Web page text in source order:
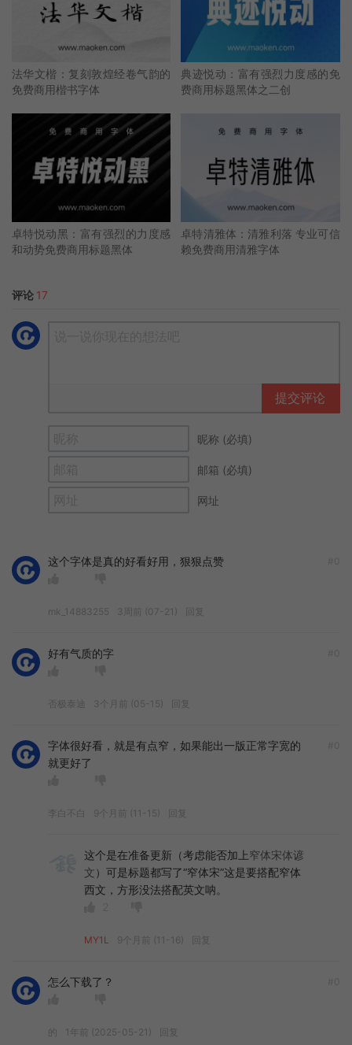
法华文楷：复刻敦煌经卷气韵的
免费商用楷书字体
典迹悦动：富有强烈力度感的免
费商用标题黑体之二创
卓特悦动黑：富有强烈的力度感
和动势免费商用标题黑体
卓特清雅体：清雅利落 专业可信
赖免费商用清雅字体
评论 17
提交评论
昵称 (必填)
邮箱 (必填)
网址
这个字体是真的好看好用，狠狠点赞
mk_14883255 3周前 (07-21) 回复
好有气质的字
否极泰迪 3个月前 (05-15) 回复
字体很好看，就是有点窄，如果能出一版正常字宽的
就更好了
李白不白 9个月前 (11-15) 回复
这个是在准备更新（考虑能否加上窄体宋体谚
文）可是标题都写了“窄体宋”这是要搭配窄体
西文，方形没法搭配英文呐。
MY1L 9个月前 (11-16) 回复
怎么下载了？
的 1年前 (2025-05-21) 回复